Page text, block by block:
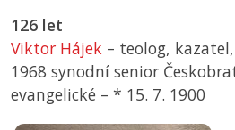
126 let
Viktor Hájek – teolog,
1968 synodní senior
evangelické – * 15. 7. 1900